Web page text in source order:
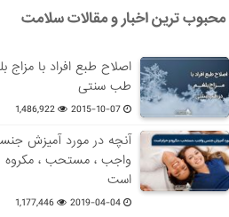
محبوب ترین اخبار و مقالات سلامت
اصلاح طبع افراد با مزاج
طب سنتی
2015-10-07
1,486,922
آنچه در مورد آمیزش
واجب ، مستحب ، مکروه
است
2019-04-04
1,177,446